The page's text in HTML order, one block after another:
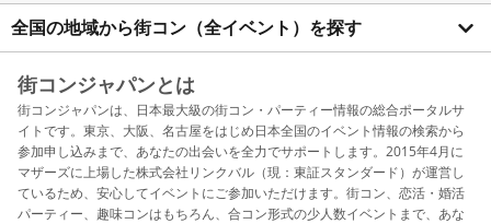
全国の地域から街コン（全イベント）を探す
街コンジャパンとは
街コンジャパンは、日本最大級の街コン・パーティー情報の総合ポータルサ
イトです。東京、大阪、名古屋をはじめ日本全国のイベント情報の検索から
参加申し込みまで、あなたの出会いを全力でサポートします。2015年4月に
マザーズに上場した株式会社リンクバル（現：東証スタンダード）が運営し
ているため、安心してイベントにご参加いただけます。街コン、恋活・婚活
パーティー、趣味コンはもちろん、合コン形式の少人数イベントまで、あな